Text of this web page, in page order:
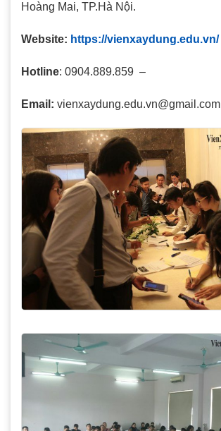
Hoàng Mai, TP.Hà Nội.
Website: https://vienxaydung.edu.vn/
Hotline: 0904.889.859 –
Email: vienxaydung.edu.vn@gmail.com